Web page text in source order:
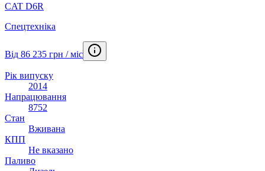
CAT D6R
Спецтехніка
Від 86 235 грн / міс
Рік випуску
2014
Напрацювання
8752
Стан
Вживана
КПП
Не вказано
Паливо